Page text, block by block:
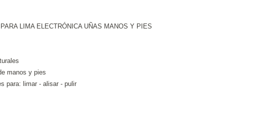
LIMA ELECTRÓNICA UÑAS MANOS Y PIES
manos y pies
para: limar - alisar - pulir